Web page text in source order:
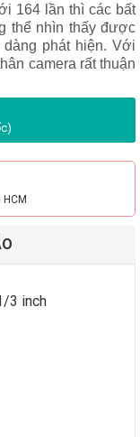
164 lần thì các bất
thể nhìn thấy được
phát hiện. Với
camera rất thuận
3 inch